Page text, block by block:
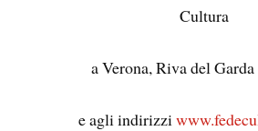
Cultura
a Verona, Riva del
e agli indirizzi